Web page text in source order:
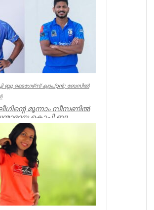
ബ്ലൂ ടൈഗേഴ്‌സ് ക്യാപ്റ്റന്‍; ബേസില്‍
ലീഗിന്റെ മൂന്നാം സീസണില്‍
കൊച്ചി ബ്ലൂ